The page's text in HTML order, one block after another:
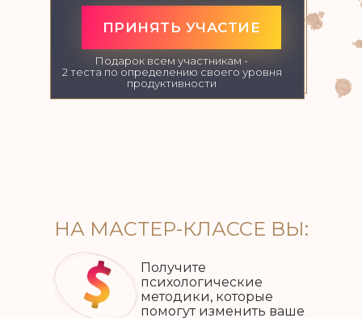
ПРИНЯТЬ УЧАСТИЕ
Подарок всем участникам -
2 теста по определению своего уровня
продуктивности
НА МАСТЕР-КЛАССЕ ВЫ:
Получите
психологические
методики, которые
помогут изменить ваше